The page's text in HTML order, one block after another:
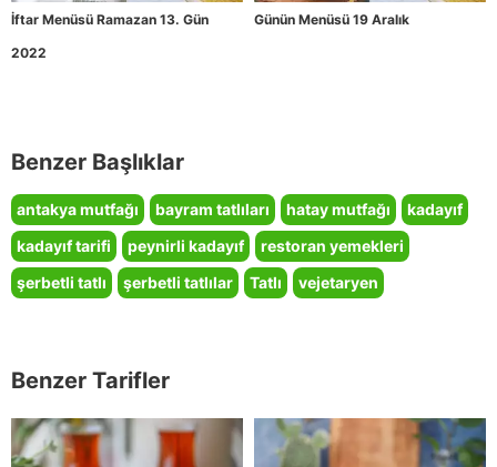
İftar Menüsü Ramazan 13. Gün
2022
Günün Menüsü 19 Aralık
Benzer Başlıklar
antakya mutfağı bayram tatlıları hatay mutfağı
kadayıf
kadayıf tarifi
peynirli kadayıf
restoran yemekleri
şerbetli tatlı
şerbetli tatlılar Tatlı vejetaryen
Benzer Tarifler